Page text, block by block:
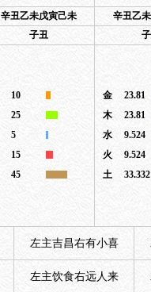
辛丑乙未戊寅己未 辛丑乙
子丑
10
25
5
15
45
金
23.81
木
23.81
水
9.524
火
9.524
土
33.332
左主吉昌右有小喜
左主饮食右远人来